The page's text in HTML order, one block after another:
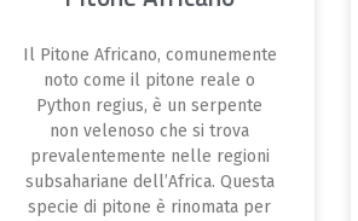
Il Pitone Africano, comunemente
noto come il pitone reale o
Python regius, è un serpente
non velenoso che si trova
prevalentemente nelle regioni
subsahariane dell’Africa. Questa
specie di pitone è rinomata per